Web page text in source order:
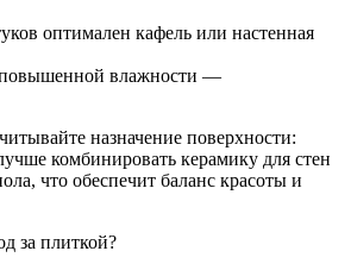
оптимален кафель или настенная
повышенной влажности —
назначение поверхности:
комбинировать керамику для стен
что обеспечит баланс красоты и
за плиткой?